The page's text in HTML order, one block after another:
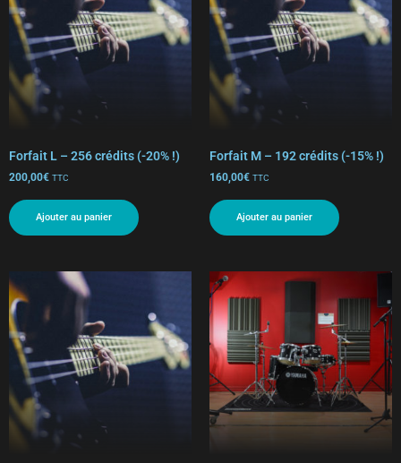
Forfait L – 256 crédits (-20% !)
200,00€ TTC
Ajouter au panier
Forfait M – 192 crédits (-15% !)
160,00€ TTC
Ajouter au panier